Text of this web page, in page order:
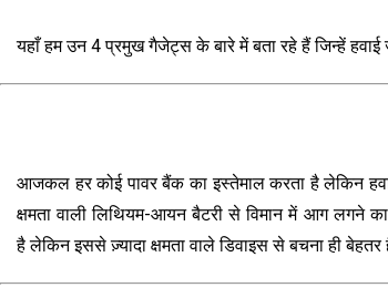
यहाँ हम उन 4 प्रमुख गैजेट्स के बारे में बता रहे हैं जिन्हें
आजकल हर कोई पावर बैंक का इस्तेमाल करता है लेकिन
क्षमता वाली लिथियम-आयन बैटरी से विमान में आग लगने
है लेकिन इससे ज़्यादा क्षमता वाले डिवाइस से बचना ही बेहतर